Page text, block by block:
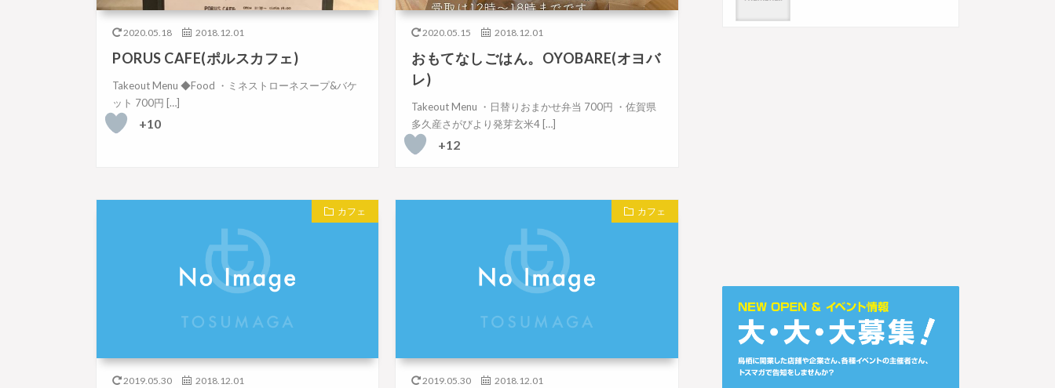
2020.05.18 2018.12.01
PORUS CAFE(ポルスカフェ)
Takeout Menu ◆Food ・ミネストローネスープ&バケ
ット 700円 […]
+10
2020.05.15 2018.12.01
おもてなしごはん。OYOBARE(オヨバ
レ)
Takeout Menu ・日替りおまかせ弁当 700円 ・佐賀県
多久産さがびより発芽玄米4 […]
+12
カフェ
2019.05.30 2018.12.01
カフェ
2019.05.30 2018.12.01